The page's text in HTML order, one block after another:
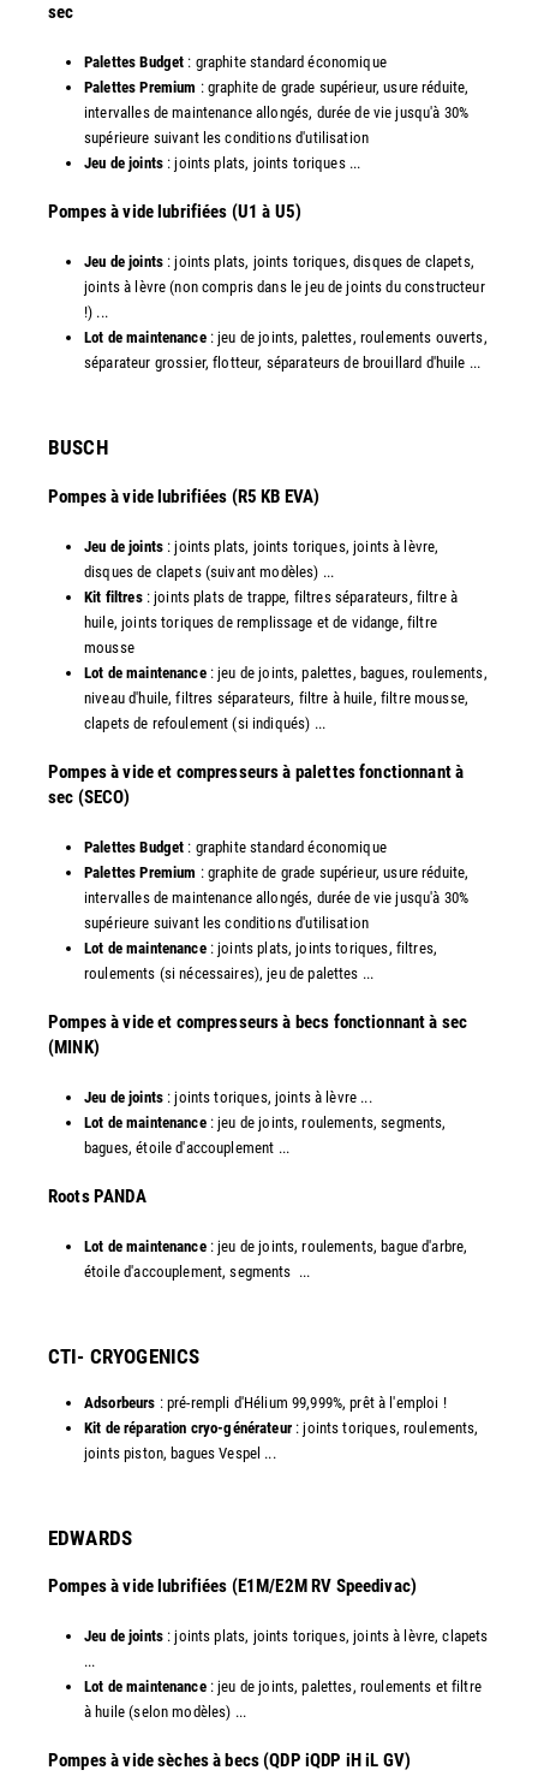
sec
Palettes Budget : graphite standard économique
Palettes Premium : graphite de grade supérieur, usure réduite,
intervalles de maintenance allongés, durée de vie jusqu'à 30%
supérieure suivant les conditions d'utilisation
Jeu de joints: joints plats, joints toriques ...
​Pompes à vide lubrifiées (U1 à U5)
Jeu de joints: joints plats, joints toriques, disques de clapets,
joints à lèvre (non compris dans le jeu de joints du constructeur
!) ...
Lot de maintenance: jeu de joints, palettes, roulements ouverts,
séparateur grossier, flotteur, séparateurs de brouillard d'huile ...
​BUSCH
Pompes à vide lubrifiées (R5 KB EVA)
Jeu de joints : joints plats, joints toriques, joints à lèvre,
disques de clapets (suivant modèles) ...
Kit filtres: joints plats de trappe, filtres séparateurs, filtre à
huile, joints toriques de remplissage et de vidange, filtre
mousse
Lot de maintenance: jeu de joints, palettes, bagues, roulements,
niveau d'huile, filtres séparateurs, filtre à huile, filtre mousse,
clapets de refoulement (si indiqués) ...
​Pompes à vide et compresseurs à palettes fonctionnant à
sec (SECO)
Palettes Budget : graphite standard économique
Palettes Premium : graphite de grade supérieur, usure réduite,
intervalles de maintenance allongés, durée de vie jusqu'à 30%
supérieure suivant les conditions d'utilisation
Lot de maintenance: joints plats, joints toriques, filtres,
roulements (si nécessaires), jeu de palettes ...
Pompes à vide et compresseurs à becs fonctionnant à sec
(MINK)
Jeu de joints: joints toriques, joints à lèvre ...
Lot de maintenance: jeu de joints, roulements, segments,
bagues, étoile d'accouplement ...
​Roots PANDA
Lot de maintenance: jeu de joints, roulements, bague d'arbre,
étoile d'accouplement, segments ...​
CTI- CRYOGENICS
Adsorbeurs : pré-rempli d'Hélium 99,999%, prêt à l'emploi !
Kit de réparation cryo-générateur: joints toriques, roulements,
joints piston, bagues Vespel ... ​
EDWARDS
Pompes à vide lubrifiées (E1M/E2M RV Speedivac)
Jeu de joints: joints plats, joints toriques, joints à lèvre, clapets
...
Lot de maintenance: jeu de joints, palettes, roulements et filtre
à huile (selon modèles) ...
​Pompes à vide sèches à becs (QDP iQDP iH iL GV)